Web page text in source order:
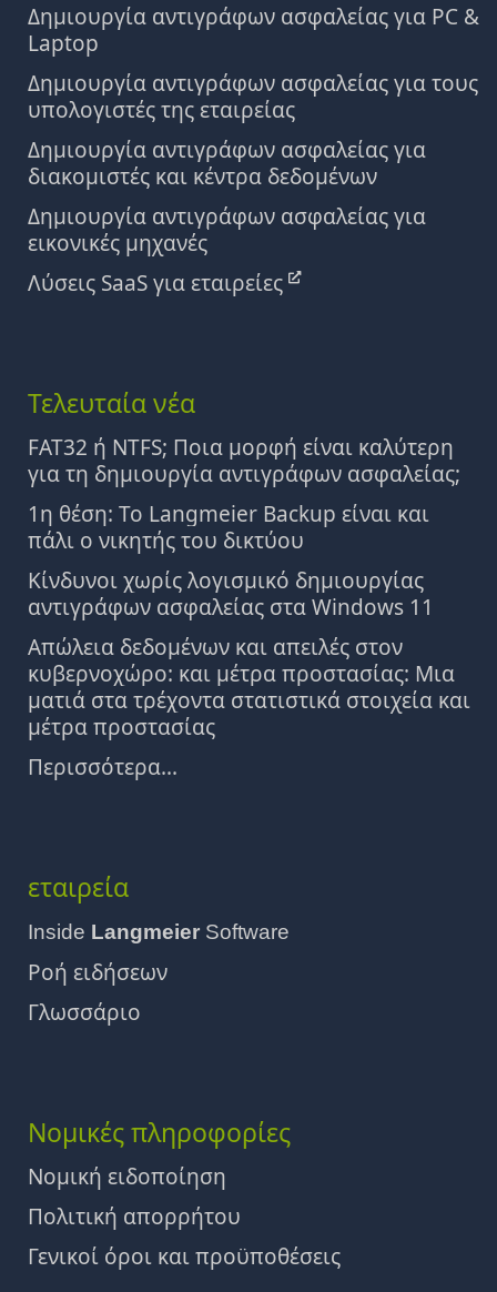
Δημιουργία αντιγράφων ασφαλείας για PC &
Laptop
Δημιουργία αντιγράφων ασφαλείας για τους
υπολογιστές της εταιρείας
Δημιουργία αντιγράφων ασφαλείας για
διακομιστές και κέντρα δεδομένων
Δημιουργία αντιγράφων ασφαλείας για
εικονικές μηχανές
Λύσεις SaaS για εταιρείες
Τελευταία νέα
FAT32 ή NTFS; Ποια μορφή είναι καλύτερη
για τη δημιουργία αντιγράφων ασφαλείας;
1η θέση: Το Langmeier Backup είναι και
πάλι ο νικητής του δικτύου
Κίνδυνοι χωρίς λογισμικό δημιουργίας
αντιγράφων ασφαλείας στα Windows 11
Απώλεια δεδομένων και απειλές στον
κυβερνοχώρο: και μέτρα προστασίας: Μια
ματιά στα τρέχοντα στατιστικά στοιχεία και
μέτρα προστασίας
Περισσότερα...
εταιρεία
Inside Langmeier Software
Ροή ειδήσεων
Γλωσσάριο
Νομικές πληροφορίες
Νομική ειδοποίηση
Πολιτική απορρήτου
Γενικοί όροι και προϋποθέσεις